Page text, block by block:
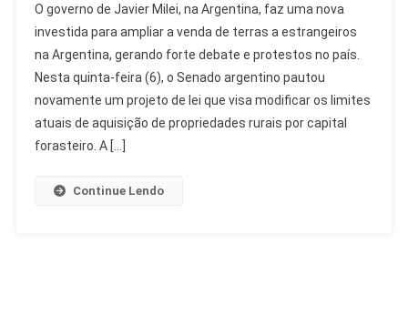
Tenta
Ampliar
Venda
De
Terras
A
O governo de Javier Milei, na Argentina, faz uma nova
investida para ampliar a venda de terras a estrangeiros
na Argentina, gerando forte debate e protestos no país.
Nesta quinta-feira (6), o Senado argentino pautou
novamente um projeto de lei que visa modificar os limites
atuais de aquisição de propriedades rurais por capital
forasteiro. A […]
Continue Lendo